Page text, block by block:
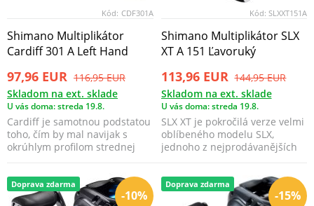
Kód: CDF301A
Shimano Multiplikátor
Cardiff 301 A Left Hand
97,96 EUR 116,95 EUR
Skladom na ext. sklade
U vás doma: streda 19.8.
Cardiff je samotnou podstatou
toho, čím by mal navijak s
okrúhlym profilom strednej
Kód: SLXXT151A
Shimano Multiplikátor SLX
XT A 151 Ľavoruký
113,96 EUR 144,95 EUR
Skladom na ext. sklade
U vás doma: streda 19.8.
SLX XT je pokročilá verze velmi
oblíbeného modelu SLX,
jednoho z nejprodávanějších
-10%
Doprava zdarma
-15%
Doprava zdarma